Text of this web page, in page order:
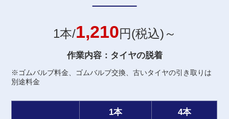
1本/1,210円(税込)～
作業内容：タイヤの脱着
※ゴムバルブ料金、ゴムバルブ交換、古いタイヤの引き取りは
別途料金
1本 4本